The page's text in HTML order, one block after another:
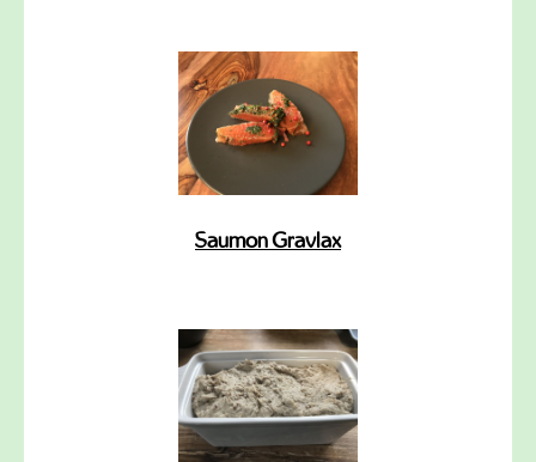
Saumon Gravlax